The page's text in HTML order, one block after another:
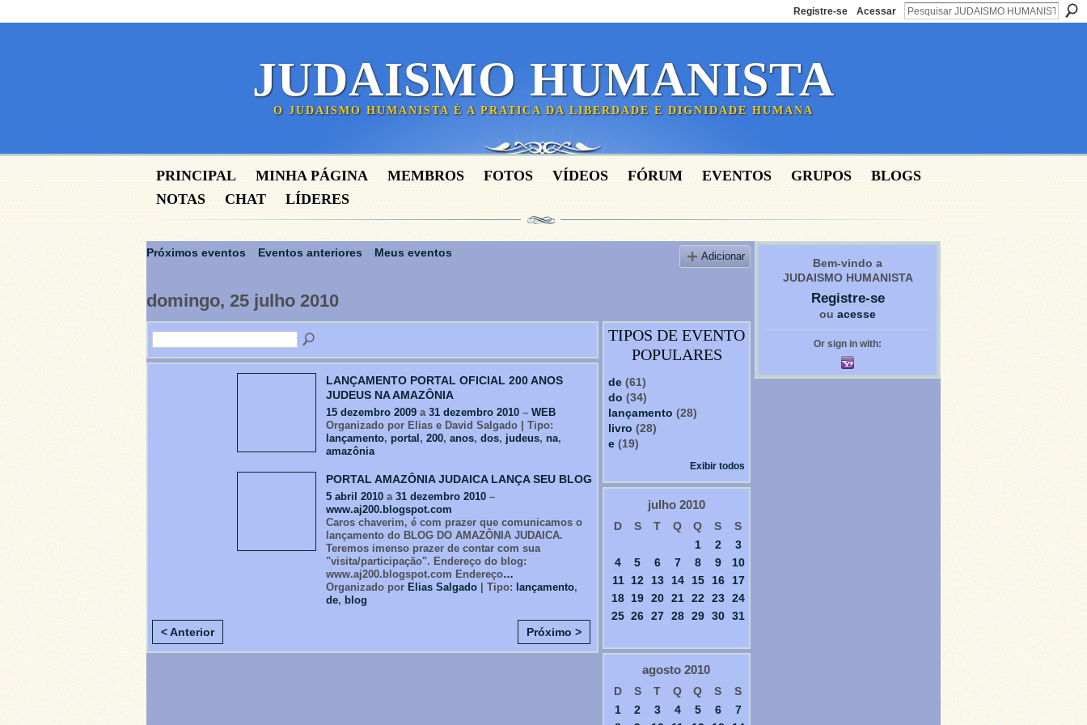
Registre-se Acessar
JUDAISMO HUMANISTA
O JUDAISMO HUMANISTA É A PRATICA DA LIBERDADE E DIGNIDADE HUMANA
PRINCIPAL MINHA PÁGINA MEMBROS FOTOS VÍDEOS FÓRUM EVENTOS GRUPOS
BLOGS
NOTAS
CHAT LÍDERES
Próximos eventos Eventos anteriores Meus eventos Adicionar
domingo, 25 julho 2010
LANÇAMENTO PORTAL OFICIAL 200 ANOS
JUDEUS NA AMAZÔNIA
15 dezembro 2009 a 31 dezembro 2010 – WEB
Organizado por Elias e David Salgado | Tipo:
lançamento, portal , 200, anos, dos, judeus, na,
amazônia
PORTAL AMAZÔNIA JUDAICA LANÇA SEU BLOG
5 abril 2010 a 31 dezembro 2010 –
www.aj200.blogspot.com
Caros chaverim, é com prazer que comunicamos o
lançamento do BLOG DO AMAZÔNIA JUDAICA.
Teremos imenso prazer de contar com sua
"visita/participação". Endereço do blog:
www.aj200.blogspot.com Endereço…
Organizado por Elias Salgado | Tipo: lançamento,
de, blog
< Anterior Próximo >
TIPOS DE EVENTO
POPULARES
de (61)
do (34)
lançamento (28)
livro (28)
e (19)
Exibir todos
julho 2010
D S T Q Q S
S
1
2
3
4
5 6 7 8 9
10
11 12 13 14 15 16
17
18 19 20 21 22 23 24
25 26 27 28 29 30 31
agosto 2010
D S T Q Q S
S
1
2 3 4 5 6
7
Bem-vindo a
JUDAISMO HUMANISTA
Registre-se
ou acesse
Or sign in with: